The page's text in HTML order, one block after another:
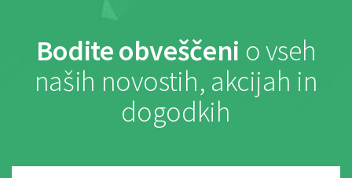
Bodite obveščeni o vseh
naših novostih, akcijah in
dogodkih